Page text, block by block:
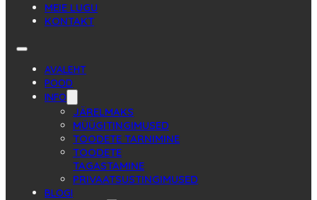
MEIE LUGU
KONTAKT
AVALEHT
POOD
INFO
JÄRELMAKS
MÜÜGITINGIMUSED
TOODETE TARNIMINE
TOODETE
TAGASTAMINE
PRIVAATSUSTINGIMUSED
BLOGI